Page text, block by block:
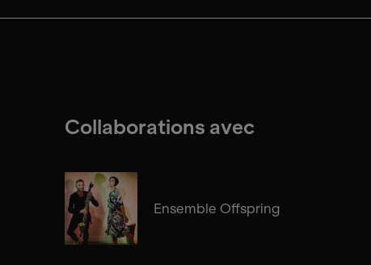
Collaborations avec
Ensemble Offspring